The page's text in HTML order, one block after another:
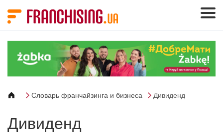
Словарь франчайзинга и бизнеса Дивиденд
Дивиденд